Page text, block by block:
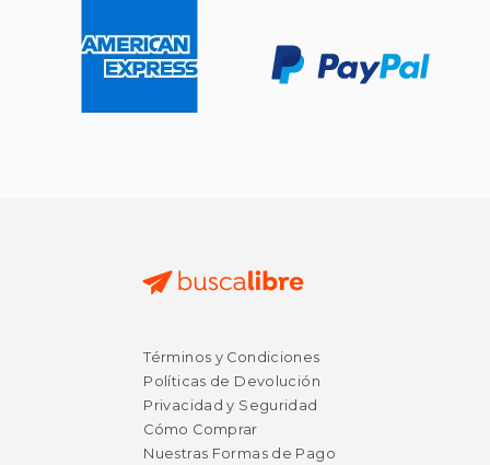
Términos y Condiciones
Políticas de Devolución
Privacidad y Seguridad
Cómo Comprar
Nuestras Formas de Pago